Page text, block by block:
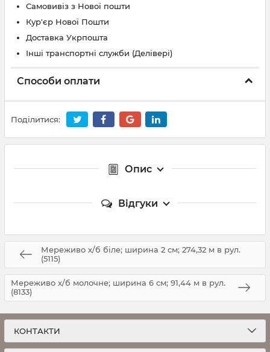
Самовивіз з Нової пошти
Кур'єр Нової Пошти
Доставка Укрпошта
Інші транспортні служби (Делівері)
Способи оплати
Поділитися:
Опис
Відгуки
Мереживо х/б біле; ширина 2 см; 274,32 м в рул.
(5115)
Мереживо х/б молочне; ширина 6 см; 91,44 м в рул.
(8133)
КОНТАКТИ